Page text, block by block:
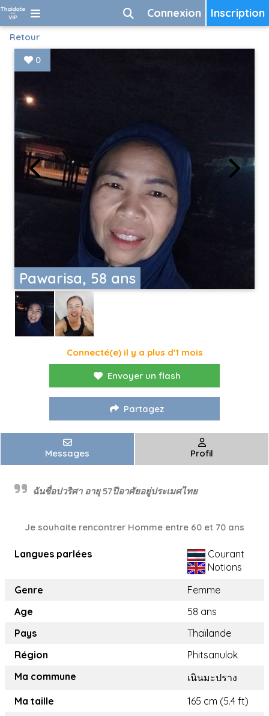
Inscription
Connexion
Retour
Pawarisa, 58 ans
0
Connecté(e) il y a plus d'1 mois
Envoyer un flash
Partagez
Messages Profil
ฉันชื่อปวริศา อายุ 57ปีอาศัยอยู่ประเมศไทย
Je souhaite rencontrer Homme entre 60 et 70 ans
Langues parlées
Courant
Notions
Genre
Femme
Age
58 ans
Pays
Thaïlande
Région
Phitsanulok
Ma commune
เนินมะปราง
Ma taille
165 cm (5.4 ft)